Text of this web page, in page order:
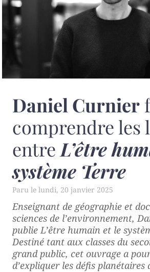
Daniel Curnier
comprendre les
entre L’être
système Terre
lundi, 20 janvier 2025
Enseignant de géographie et
sciences de l’environnement,
publieL’être humain et le
Destiné tant aux classes du
grand public, cet ouvrage a
d’expliquer les défis planétaires